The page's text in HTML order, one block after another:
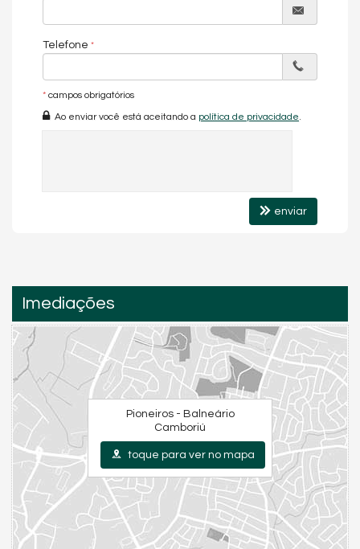
Telefone
* campos obrigatórios
Ao enviar você está aceitando a política de privacidade.
enviar
Imediações
Pioneiros - Balneário
Camboriú
toque para ver no mapa